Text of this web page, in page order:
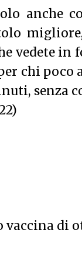
anche
vedete in
chi
senza
vaccina di